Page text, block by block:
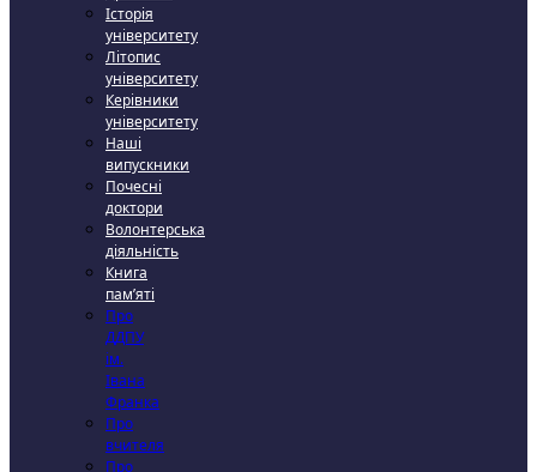
Історія
університету
Літопис
університету
Керівники
університету
Наші
випускники
Почесні
доктори
Волонтерська
діяльність
Книга
пам’яті
Про
ДДПУ
ім.
Івана
Франка
Про
вчителя
Про